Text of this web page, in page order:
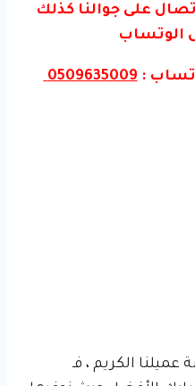
على جوالنا كذلك
الوتساب
:
0509635009
الكريم ، فـ